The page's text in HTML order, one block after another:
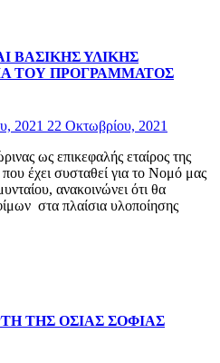
ΒΑΣΙΚΗΣ ΥΛΙΚΗΣ
ΤΟΥ ΠΡΟΓΡΑΜΜΑΤΟΣ
2021 22 Οκτωβρίου, 2021
ως επικεφαλής εταίρος της
έχει συσταθεί για το Νομό μας
ανακοινώνει ότι θα
στα πλαίσια υλοποίησης
ΤΗΣ ΟΣΙΑΣ ΣΟΦΙΑΣ